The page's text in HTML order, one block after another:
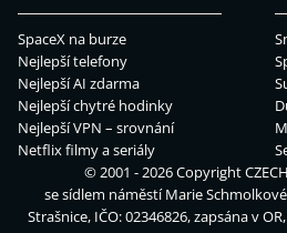
SpaceX na burze
Nejlepší telefony
Nejlepší AI zdarma
Nejlepší chytré hodinky
Nejlepší VPN – srovnání
Netflix filmy a seriály
© 2001 - 2026 Copyright
se sídlem náměstí Marie
Strašnice, IČO: 02346826, zapsána v